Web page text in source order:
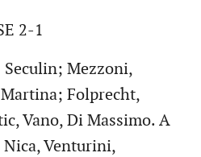
2-1
Mezzoni,
Folprecht,
Vano, Di Massimo. A
Nica, Venturini,